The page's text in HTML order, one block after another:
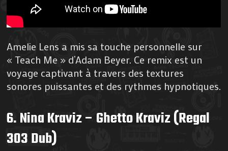
Amelie Lens a mis sa touche personnelle sur
« Teach Me » d’Adam Beyer. Ce remix est un
voyage captivant à travers des textures
sonores puissantes et des rythmes hypnotiques.
6. Nina Kraviz – Ghetto Kraviz (Regal
303 Dub)